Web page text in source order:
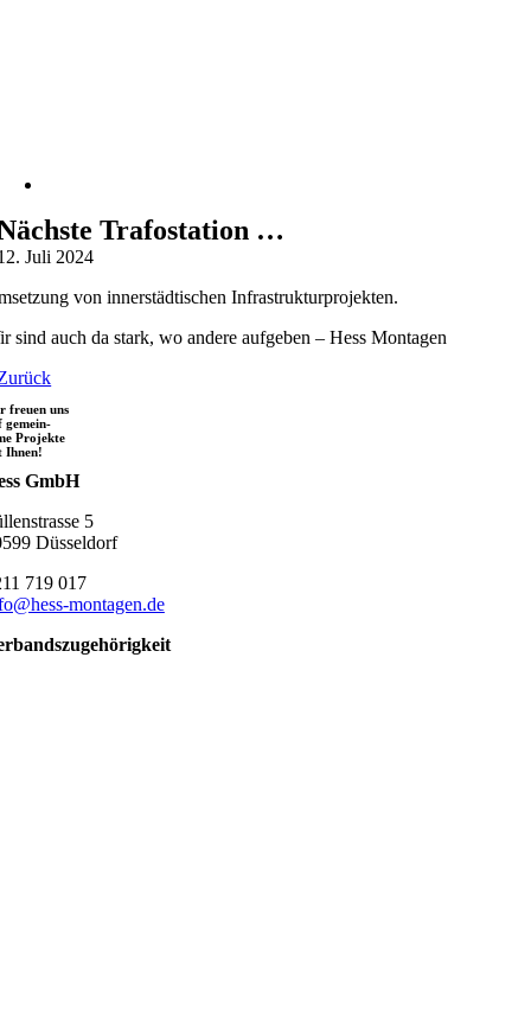
Trafostation …
Juli 2024
von innerstädtischen Infrastrukturprojekten.
sind auch da stark, wo andere aufgeben – Hess Montagen
freuen uns
gemein-
Projekte
Ihnen!
GmbH
5
Düsseldorf
719 017
montagen.de